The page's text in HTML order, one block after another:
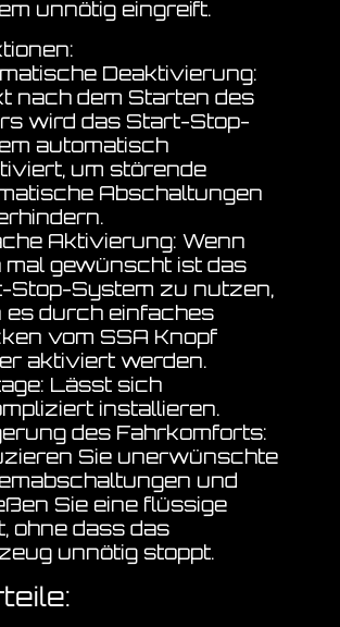
unnötig eingreift.
Deaktivierung:
nach dem Starten des
wird das Start-Stop-
automatisch
um störende
Abschaltungen
Aktivierung: Wenn
mal gewünscht ist das
Stop-System zu nutzen,
es durch einfaches
vom SSA Knopf
aktiviert werden.
Lässt sich
installieren.
des Fahrkomforts:
Sie unerwünschte
und
Sie eine flüssige
ohne dass das
unnötig stoppt.